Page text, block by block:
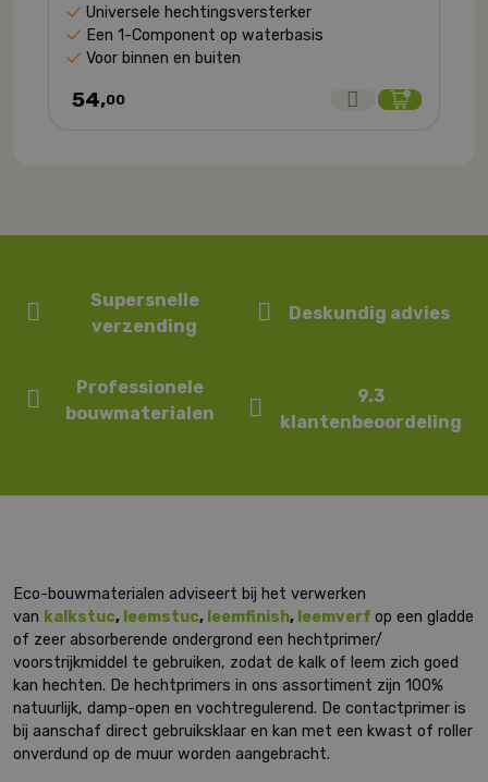
Universele hechtingsversterker
Een 1-Component op waterbasis
Voor binnen en buiten
54,00
Supersnelle
verzending
Deskundig advies
Professionele
bouwmaterialen
9.3
klantenbeoordeling
Eco-bouwmaterialen adviseert bij het verwerken
van kalkstuc, leemstuc, leemfinish, leemverf op een gladde
of zeer absorberende ondergrond een hechtprimer/
voorstrijkmiddel te gebruiken, zodat de kalk of leem zich goed
kan hechten. De hechtprimers in ons assortiment zijn 100%
natuurlijk, damp-open en vochtregulerend. De contactprimer is
bij aanschaf direct gebruiksklaar en kan met een kwast of roller
onverdund op de muur worden aangebracht.